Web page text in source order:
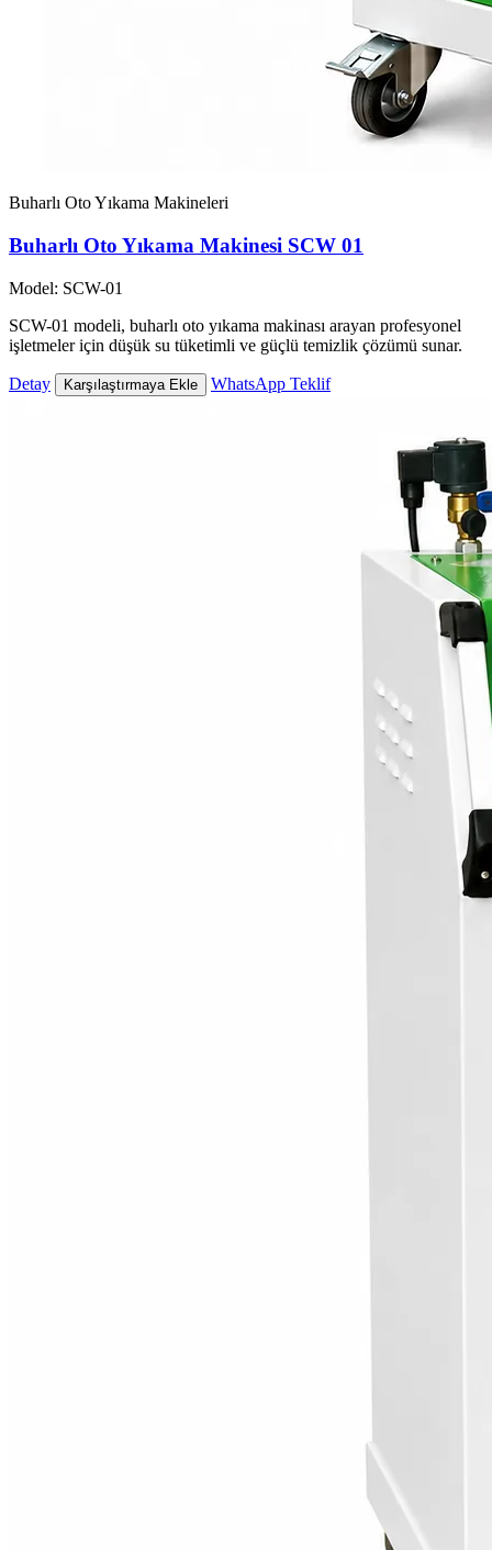
Buharlı Oto Yıkama Makineleri
Buharlı Oto Yıkama Makinesi SCW 01
Model: SCW-01
SCW-01 modeli, buharlı oto yıkama makinası arayan profesyonel
işletmeler için düşük su tüketimli ve güçlü temizlik çözümü sunar.
Detay Karşılaştırmaya Ekle WhatsApp Teklif